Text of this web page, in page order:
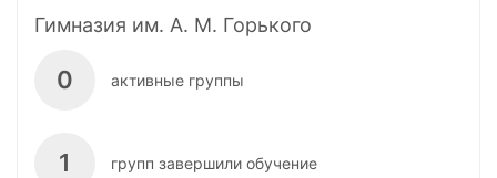
Гимназия им. А. М. Горького
0 активные группы
1 групп завершили обучение